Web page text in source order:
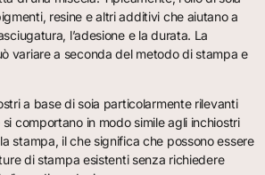
resine e altri additivi che aiutano a
l’adesione e la durata. La
variare a seconda del metodo di stampa e
a base di soia particolarmente rilevanti
comportano in modo simile agli inchiostri
stampa, il che significa che possono essere
di stampa esistenti senza richiedere